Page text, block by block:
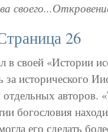
26
в своей «Истории
за исторического
авторов.
богословия
его сделать